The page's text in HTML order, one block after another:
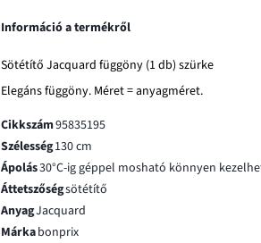
Információ a termékről
Sötétítő Jacquard függöny (1 db) szürke
Elegáns függöny. Méret = anyagméret.
Cikkszám95835195
Szélesség130 cm
Ápolás30°C-ig géppel mosható könnyen
Áttetszőségsötétítő
AnyagJacquard
Márkabonprix